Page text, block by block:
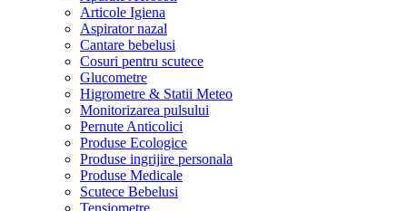
Articole Igiena
Aspirator nazal
Cantare bebelusi
Cosuri pentru scutece
Glucometre
Higrometre & Statii Meteo
Monitorizarea pulsului
Pernute Anticolici
Produse Ecologice
Produse ingrijire personala
Produse Medicale
Scutece Bebelusi